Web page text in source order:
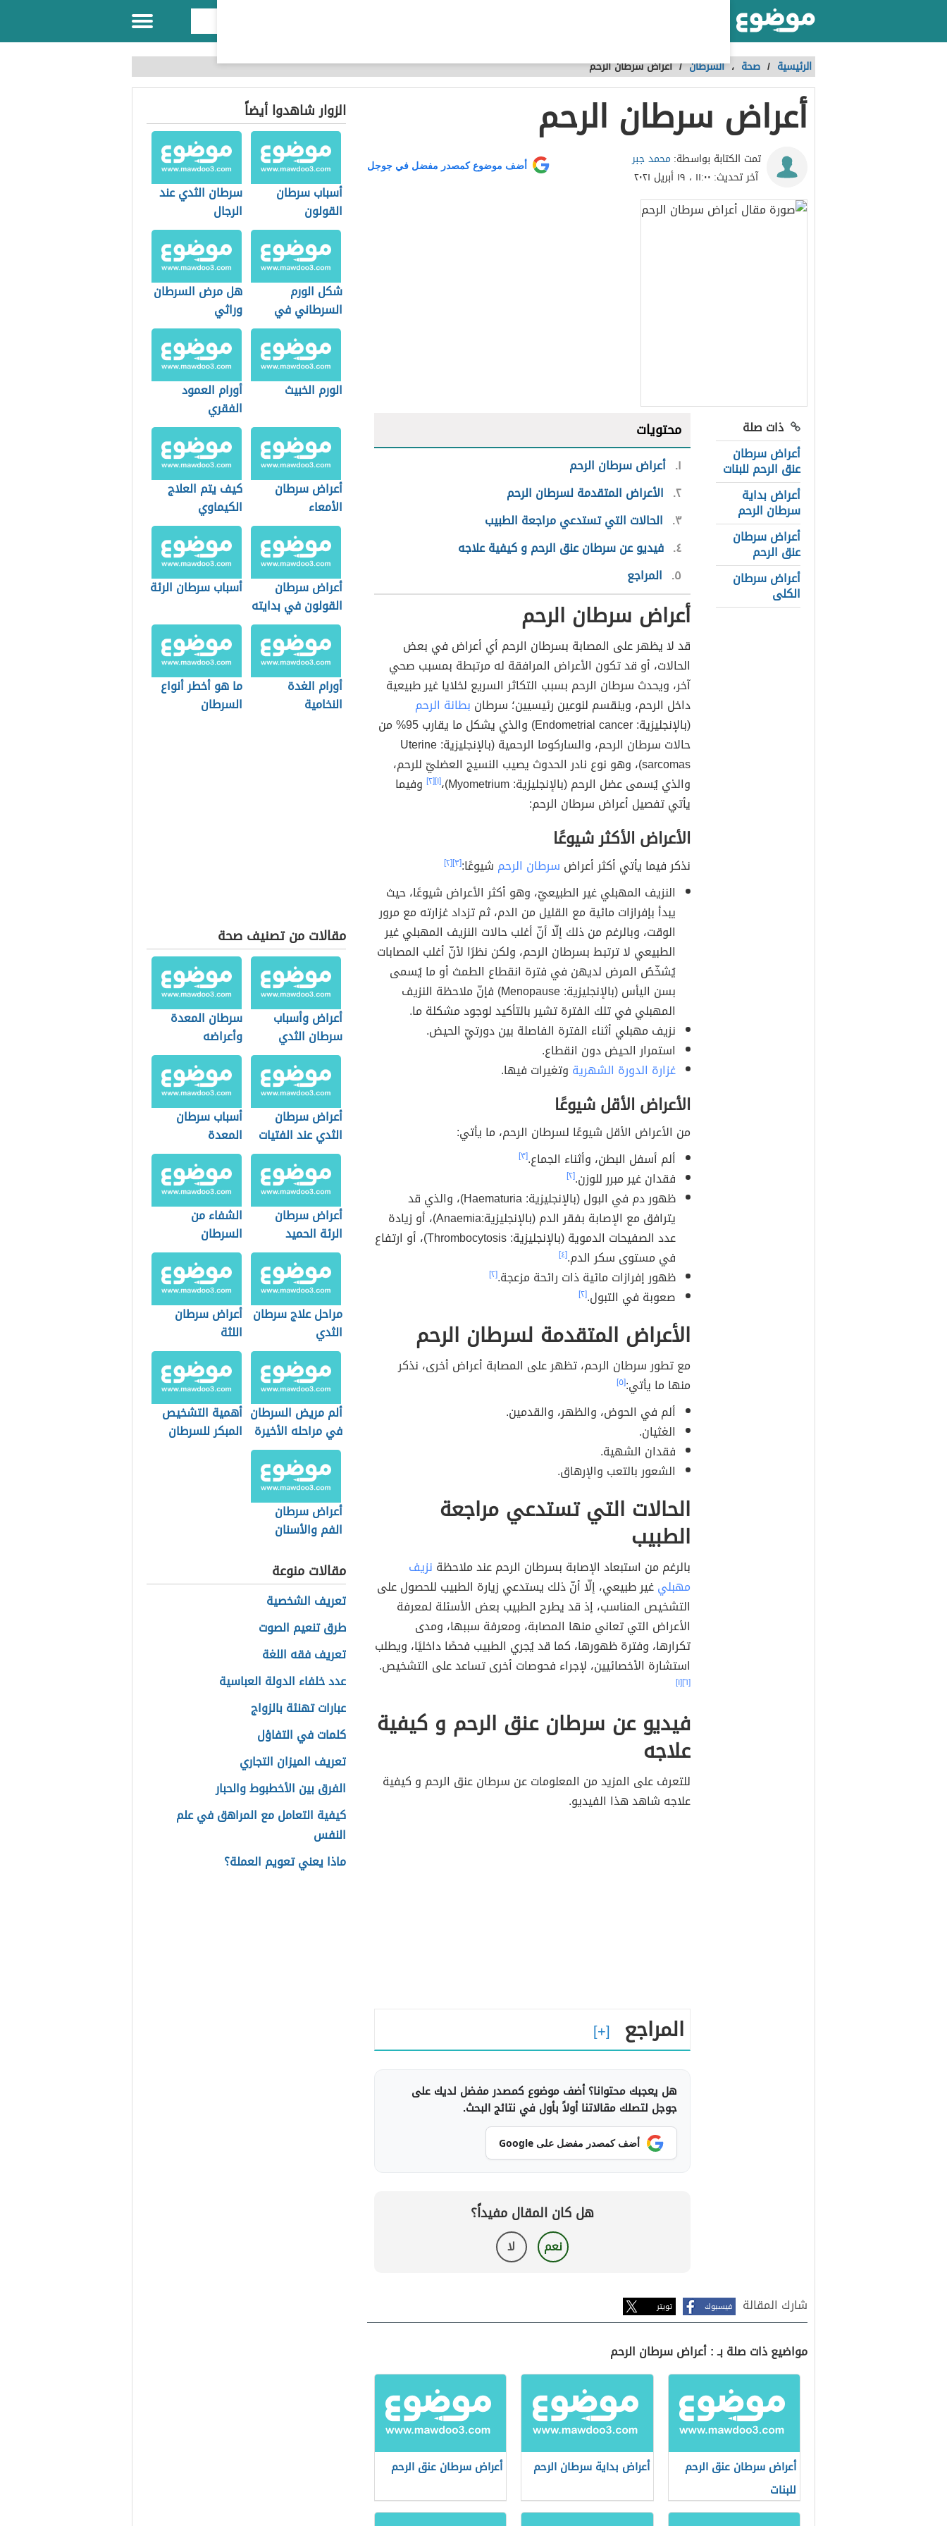
الرئيسية / صحة ،السرطان /أعراض سرطان الرحم
أعراض سرطان الرحم
تمت الكتابة بواسطة: محمد جبر
آخر تحديث: ١١:٠٠ ، ١٩ أبريل ٢٠٢١
أضف موضوع كمصدر مفضل في جوجل
ذات صلة
أعراض سرطان
عنق الرحم للبنات
أعراض بداية
سرطان الرحم
أعراض سرطان
عنق الرحم
أعراض سرطان
الكلى
محتويات
١ أعراض سرطان الرحم
٢ الأعراض المتقدمة لسرطان الرحم
٣ الحالات التي تستدعي مراجعة الطبيب
٤ فيديو عن سرطان عنق الرحم و كيفية علاجه
٥ المراجع
أعراض سرطان الرحم
قد لا يظهر على المصابة بسرطان الرحم أي أعراض في بعض
الحالات، أو قد تكون الأعراض المرافقة له مرتبطة بمسبب صحي
آخر، ويحدث سرطان الرحم بسبب التكاثر السريع لخلايا غير طبيعية
داخل الرحم، وينقسم لنوعين رئيسيين؛ سرطان بطانة الرحم
(بالإنجليزية: Endometrial cancer) والذي يشكل ما يقارب 95% من
حالات سرطان الرحم، والساركوما الرحمية (بالإنجليزية: Uterine
sarcomas)، وهو نوع نادر الحدوث يصيب النسيج العضليّ للرحم،
والذي يُسمى عضل الرحم (بالإنجليزية: Myometrium)،
[١] [٢]
وفيما
يأتي تفصيل أعراض سرطان الرحم:
الأعراض الأكثر شيوعًا
نذكر فيما يأتي أكثر أعراض سرطان الرحم شيوعًا:[٣] [٢]
النزيف المهبلي غير الطبيعيّ، وهو أكثر الأعراض شيوعًا، حيث
يبدأ بإفرازات مائية مع القليل من الدم، ثم تزداد غزارته مع مرور
الوقت، وبالرغم من ذلك إلّا أنّ أغلب حالات النزيف المهبلي غير
الطبيعي لا ترتبط بسرطان الرحم، ولكن نظرًا لأنّ أغلب المصابات
يُشخّصُ المرض لديهن في فترة انقطاع الطمث أو ما يُسمى
بسن اليأس (بالإنجليزية: Menopause) فإنّ ملاحظة النزيف
المهبلي في تلك الفترة تشير بالتأكيد لوجود مشكلة ما.
نزيف مهبلي أثناء الفترة الفاصلة بين دورتيّ الحيض.
استمرار الحيض دون انقطاع.
غزارة الدورة الشهرية وتغيرات فيها.
الأعراض الأقل شيوعًا
من الأعراض الأقل شيوعًا لسرطان الرحم، ما يأتي:
ألم أسفل البطن، وأثناء الجماع.[٣]
فقدان غير مبرر للوزن.[٢]
ظهور دم في البول (بالإنجليزية: Haematuria)، والذي قد
يترافق مع الإصابة بفقر الدم (بالإنجليزية:Anaemia)، أو زيادة
عدد الصفيحات الدموية (بالإنجليزية: Thrombocytosis)، أو ارتفاع
في مستوى سكر الدم.[٤]
ظهور إفرازات مائية ذات رائحة مزعجة.[٢]
صعوبة في التبول.[٢]
الأعراض المتقدمة لسرطان الرحم
مع تطور سرطان الرحم، تظهر على المصابة أعراض أخرى، نذكر
منها ما يأتي:[٥]
ألم في الحوض، والظهر، والقدمين.
الغثيان.
فقدان الشهية.
الشعور بالتعب والإرهاق.
الحالات التي تستدعي مراجعة
الطبيب
بالرغم من استبعاد الإصابة بسرطان الرحم عند ملاحظة نزيف
مهبليغير طبيعي، إلّا أنّ ذلك يستدعي زيارة الطبيب للحصول على
التشخيص المناسب، إذ قد يطرح الطبيب بعض الأسئلة لمعرفة
الأعراض التي تعاني منها المصابة، ومعرفة سببها، ومدى
تكرارها، وفترة ظهورها، كما قد يُجري الطبيب فحصًا داخليًا، ويطلب
استشارة الأخصائيين، لإجراء فحوصات أخرى تساعد على التشخيص.
[٦] [١]
فيديو عن سرطان عنق الرحم و كيفية
علاجه
للتعرف على المزيد من المعلومات عن سرطان عنق الرحم و كيفية
علاجه شاهد هذا الفيديو.
المراجع
هل يعجبك محتوانا؟ أضف موضوع كمصدر مفضل لديك على
جوجل لتصلك مقالاتنا أولاً بأول في نتائج البحث.
أضف كمصدر مفضل على Google
هل كان المقال مفيداً؟
نعم لا
شارك المقالة فيسبوك تويتر
مواضيع ذات صلة بـ : أعراض سرطان الرحم
أعراض سرطان عنق الرحم
للبنات
أعراض بداية سرطان الرحم أعراض سرطان عنق الرحم
الزوار شاهدوا أيضاً
أسباب سرطان
القولون
سرطان الثدي عند
الرجال
شكل الورم
السرطاني في
الثدي
هل مرض السرطان
وراثي
الورم الخبيث
أورام العمود
الفقري
أعراض سرطان
الأمعاء
كيف يتم العلاج
الكيماوي
أعراض سرطان
القولون في بدايته
أسباب سرطان الرئة
أورام الغدة
النخامية
ما هو أخطر أنواع
السرطان
مقالات من تصنيف صحة
أعراض وأسباب
سرطان الثدي
سرطان المعدة
وأعراضه
أعراض سرطان
الثدي عند الفتيات
أسباب سرطان
المعدة
أعراض سرطان
الرئة الحميد
الشفاء من
السرطان
مراحل علاج سرطان
الثدي
أعراض سرطان
اللثة
ألم مريض السرطان
في مراحله الأخيرة
وكيفية تخفيفه
أهمية التشخيص
المبكر للسرطان
أعراض سرطان
الفم والأسنان
مقالات منوعة
تعريف الشخصية
طرق تنعيم الصوت
تعريف فقه اللغة
عدد خلفاء الدولة العباسية
عبارات تهنئة بالزواج
كلمات في التفاؤل
تعريف الميزان التجاري
الفرق بين الأخطبوط والحبار
كيفية التعامل مع المراهق في علم
النفس
ماذا يعني تعويم العملة؟